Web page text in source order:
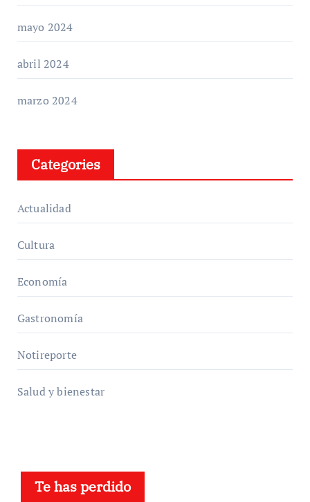
mayo 2024
abril 2024
marzo 2024
Categories
Actualidad
Cultura
Economía
Gastronomía
Notireporte
Salud y bienestar
Te has perdido